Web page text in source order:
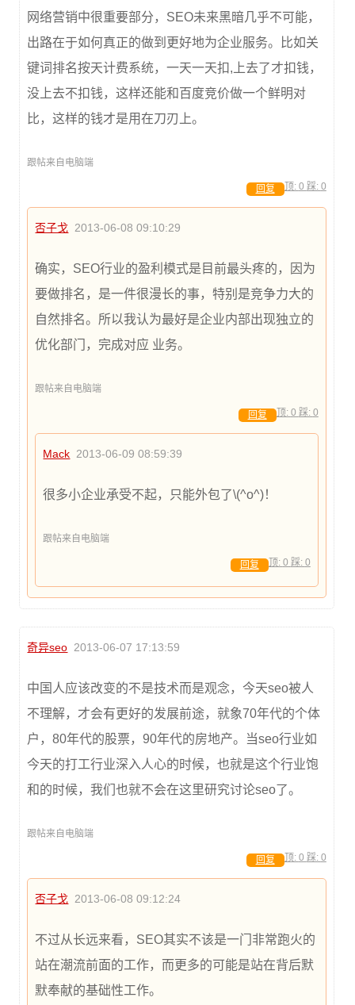
网络营销中很重要部分，SEO未来黑暗几乎不可能，
出路在于如何真正的做到更好地为企业服务。比如关
键词排名按天计费系统，一天一天扣,上去了才扣钱，
没上去不扣钱，这样还能和百度竞价做一个鲜明对
比，这样的钱才是用在刀刃上。
跟帖来自电脑端
顶: 0 踩: 0
回复
否子戈 2013-06-08 09:10:29
确实，SEO行业的盈利模式是目前最头疼的，因为
要做排名，是一件很漫长的事，特别是竞争力大的
自然排名。所以我认为最好是企业内部出现独立的
优化部门，完成对应 业务。
跟帖来自电脑端
顶: 0 踩: 0
回复
Mack 2013-06-09 08:59:39
很多小企业承受不起，只能外包了\(^o^)！
跟帖来自电脑端
顶: 0 踩: 0
回复
奇异seo 2013-06-07 17:13:59
中国人应该改变的不是技术而是观念，今天seo被人
不理解，才会有更好的发展前途，就象70年代的个体
户，80年代的股票，90年代的房地产。当seo行业如
今天的打工行业深入人心的时候，也就是这个行业饱
和的时候，我们也就不会在这里研究讨论seo了。
跟帖来自电脑端
顶: 0 踩: 0
回复
否子戈 2013-06-08 09:12:24
不过从长远来看，SEO其实不该是一门非常跑火的
站在潮流前面的工作，而更多的可能是站在背后默
默奉献的基础性工作。